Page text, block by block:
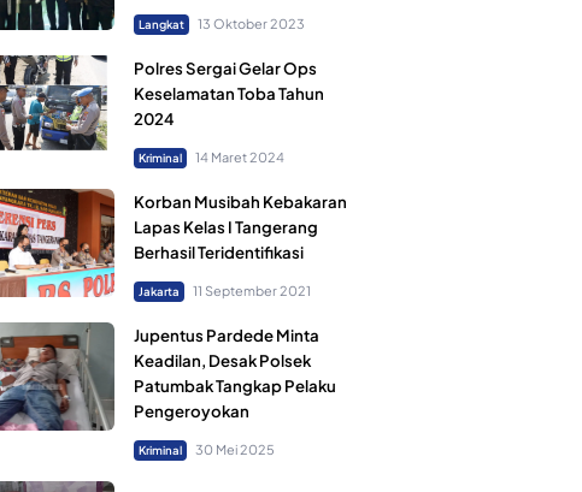
Langkat 13 Oktober 2023
Polres Sergai Gelar Ops
Keselamatan Toba Tahun
2024
Kriminal 14 Maret 2024
Korban Musibah Kebakaran
Lapas Kelas I Tangerang
Berhasil Teridentifikasi
Jakarta 11 September 2021
Jupentus Pardede Minta
Keadilan, Desak Polsek
Patumbak Tangkap Pelaku
Pengeroyokan
Kriminal 30 Mei 2025